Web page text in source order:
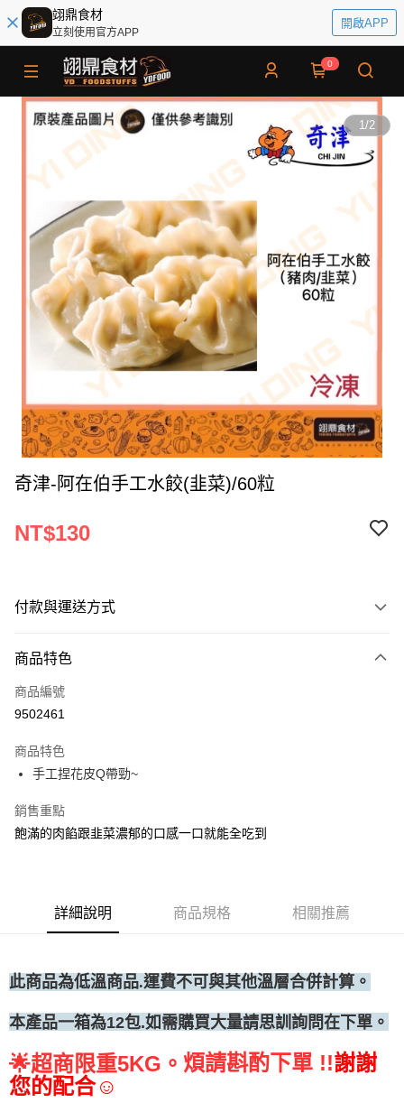
翊鼎食材
立刻使用官方APP
開啟APP
0
1/2
奇津-阿在伯手工水餃(韭菜)/60粒
NT$130
付款與運送方式
信用卡一次付款
Apple Pay
運送方式
◆冷凍宅配
每筆NT$300
商品特色
商品編號
9502461
商品特色
手工捏花皮Q帶勁~
銷售重點
飽滿的肉餡跟韭菜濃郁的口感一口就能全吃到
詳細說明 商品規格 相關推薦
此商品為低溫商品.運費不可與其他溫層合併計算。
本產品一箱為12包.如需購買大量請思訓詢問在下單。
🌟超商限重5KG。 煩請斟酌下單 !!謝謝
您的配合☺